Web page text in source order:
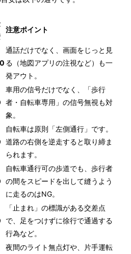
注意ポイント
通話だけでなく、画面をじっと見
る（地図アプリの注視など）も一
発アウト。
車用の信号だけでなく、「歩行
者・自転車専用」の信号無視も対
象。
自転車は原則「左側通行」です。
道路の右側を逆走すると取り締ま
られます。
自転車通行可の歩道でも、歩行者
の間をスピードを出して縫うよう
に走るのはNG。
「止まれ」の標識がある交差点
で、足をつけずに徐行で通過する
行為など。
夜間のライト無点灯や、片手運転